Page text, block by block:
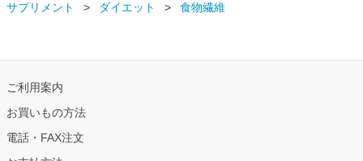
サプリメント
ダイエット 食物繊維
ご利用案内
お買いもの方法
電話・FAX注文